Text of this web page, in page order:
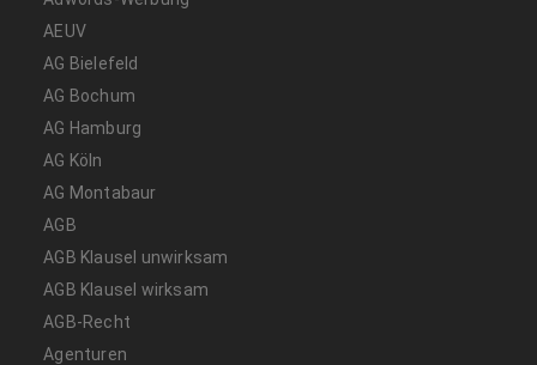
AEUV
AG Bielefeld
AG Bochum
AG Hamburg
AG Köln
AG Montabaur
AGB
AGB Klausel unwirksam
AGB Klausel wirksam
AGB-Recht
Agenturen